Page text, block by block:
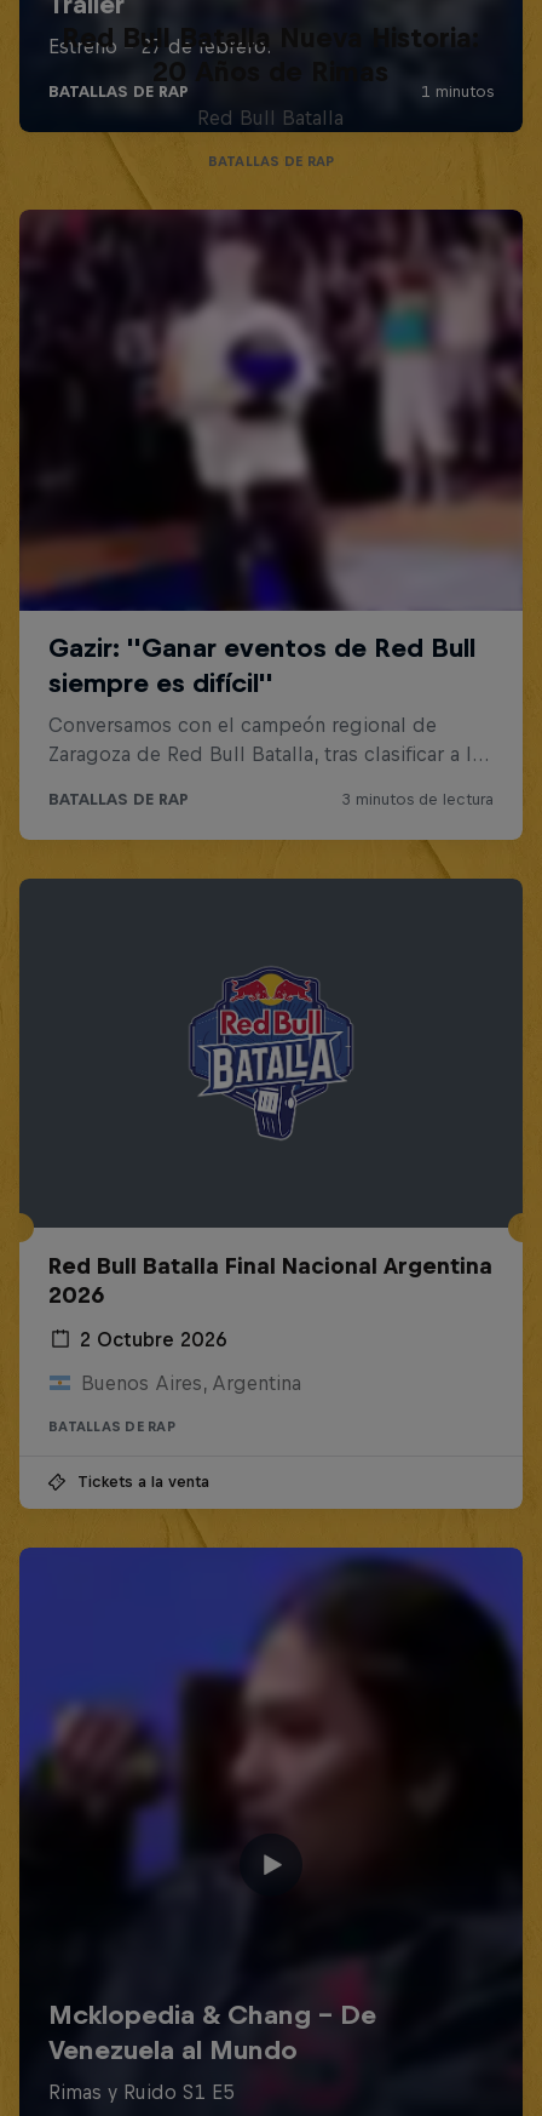
Red Bull Batalla Nueva Historia:
20 Años de Rimas
Red Bull Batalla
BATALLAS DE RAP
Red Bull Batalla Final Nacional Argentina
2026
2 Octubre 2026
Buenos Aires, Argentina
BATALLAS DE RAP
Tickets a la venta